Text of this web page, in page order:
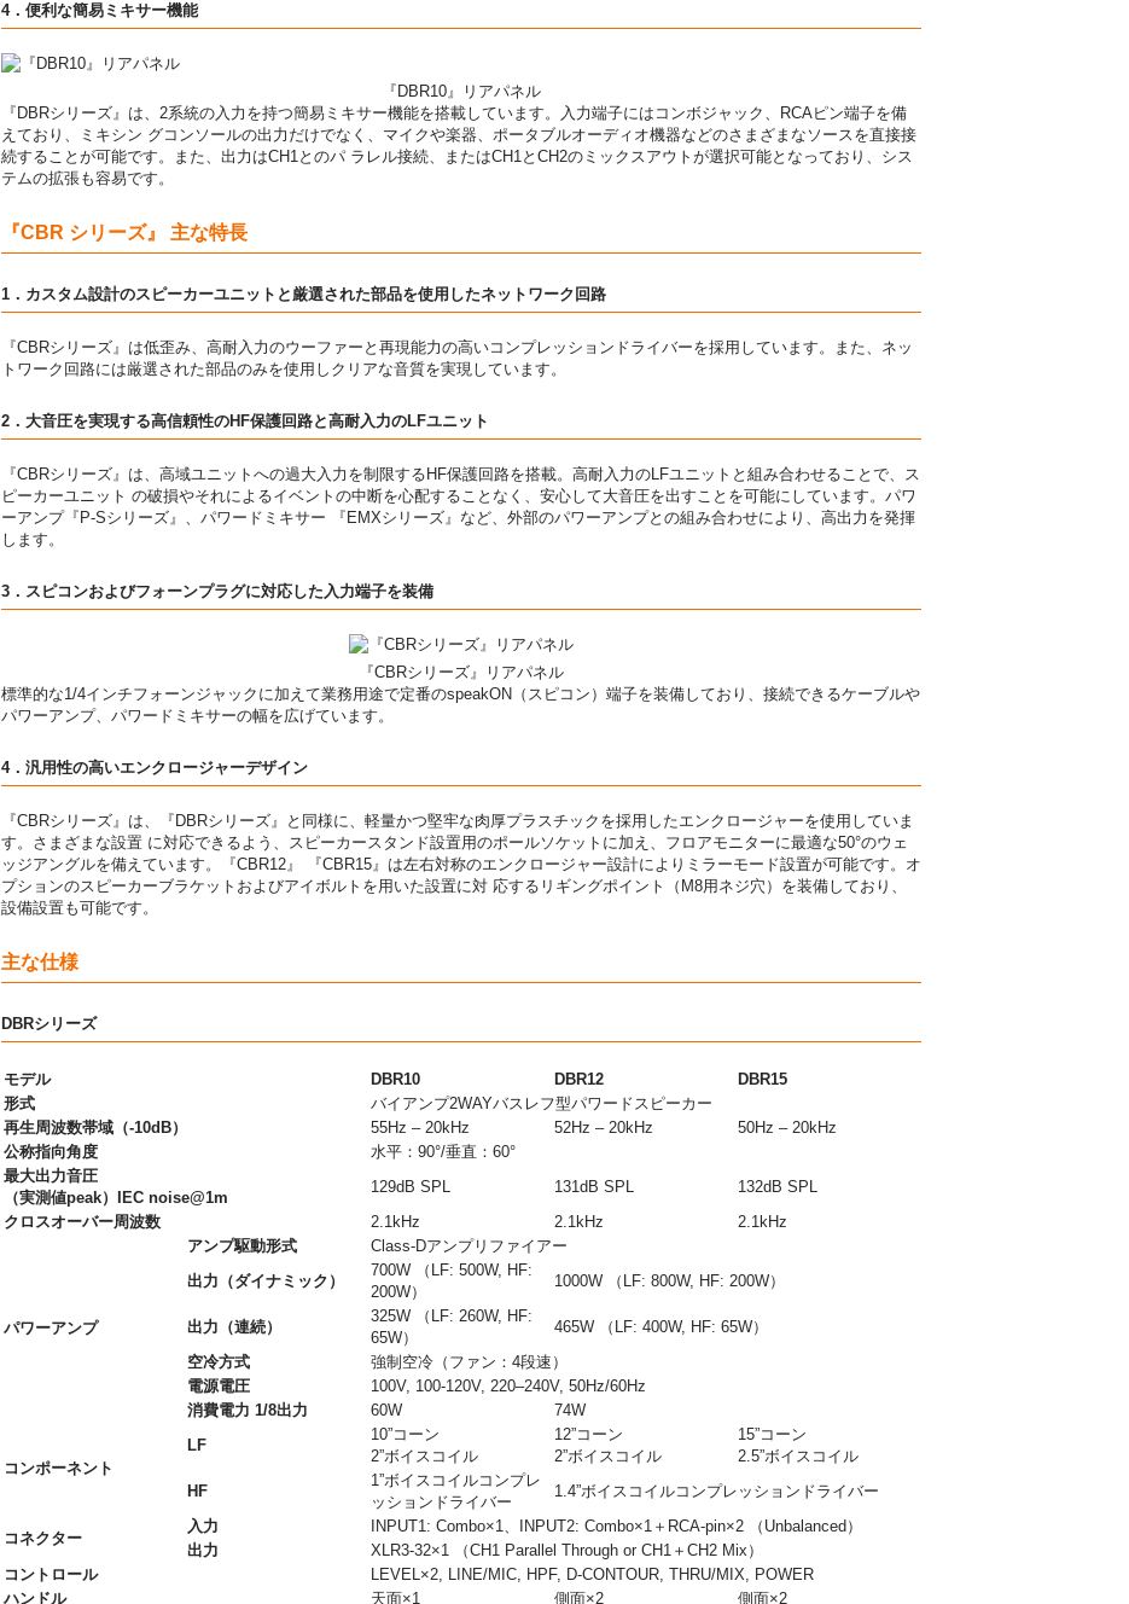
4．便利な簡易ミキサー機能
『DBR10』リアパネル
『DBRシリーズ』は、2系統の入力を持つ簡易ミキサー機能を搭載しています。入力端子にはコンボジャック、RCAピン端子を備
えており、ミキシン グコンソールの出力だけでなく、マイクや楽器、ポータブルオーディオ機器などのさまざまなソースを直接接
続することが可能です。また、出力はCH1とのパ ラレル接続、またはCH1とCH2のミックスアウトが選択可能となっており、シス
テムの拡張も容易です。
『CBR シリーズ』 主な特長
1．カスタム設計のスピーカーユニットと厳選された部品を使用したネットワーク回路
『CBRシリーズ』は低歪み、高耐入力のウーファーと再現能力の高いコンプレッションドライバーを採用しています。また、ネッ
トワーク回路には厳選された部品のみを使用しクリアな音質を実現しています。
2．大音圧を実現する高信頼性のHF保護回路と高耐入力のLFユニット
『CBRシリーズ』は、高域ユニットへの過大入力を制限するHF保護回路を搭載。高耐入力のLFユニットと組み合わせることで、ス
ピーカーユニット の破損やそれによるイベントの中断を心配することなく、安心して大音圧を出すことを可能にしています。パワ
ーアンプ『P-Sシリーズ』、パワードミキサー 『EMXシリーズ』など、外部のパワーアンプとの組み合わせにより、高出力を発揮
します。
3．スピコンおよびフォーンプラグに対応した入力端子を装備
『CBRシリーズ』リアパネル
標準的な1/4インチフォーンジャックに加えて業務用途で定番のspeakON（スピコン）端子を装備しており、接続できるケーブルや
パワーアンプ、パワードミキサーの幅を広げています。
4．汎用性の高いエンクロージャーデザイン
『CBRシリーズ』は、『DBRシリーズ』と同様に、軽量かつ堅牢な肉厚プラスチックを採用したエンクロージャーを使用していま
す。さまざまな設置 に対応できるよう、スピーカースタンド設置用のポールソケットに加え、フロアモニターに最適な50°のウェ
ッジアングルを備えています。『CBR12』 『CBR15』は左右対称のエンクロージャー設計によりミラーモード設置が可能です。オ
プションのスピーカーブラケットおよびアイボルトを用いた設置に対 応するリギングポイント（M8用ネジ穴）を装備しており、
設備設置も可能です。
主な仕様
DBRシリーズ
モデル DBR10 DBR12
DBR15
形式
バイアンプ2WAYバスレフ型パワードスピーカー
再生周波数帯域（-10dB）
55Hz ‒ 20kHz 52Hz – 20kHz
50Hz ‒ 20kHz
公称指向角度
水平：90°/垂直：60°
最大出力音圧
（実測値peak）IEC noise@1m
129dB SPL 131dB SPL
132dB SPL
クロスオーバー周波数
2.1kHz 2.1kHz 2.1kHz
パワーアンプ
アンプ駆動形式
Class-Dアンプリファイアー
出力（ダイナミック）
700W （LF: 500W, HF:
200W）
1000W （LF: 800W, HF: 200W）
出力（連続）
325W （LF: 260W, HF:
65W）
465W （LF: 400W, HF: 65W）
空冷方式
強制空冷（ファン：4段速）
電源電圧
100V, 100-120V, 220–240V, 50Hz/60Hz
消費電力 1/8出力
60W 74W
コンポーネント
LF
10”コーン
2”ボイスコイル
12”コーン
2”ボイスコイル
15”コーン
2.5”ボイスコイル
HF
1”ボイスコイルコンプレ
ッションドライバー
1.4”ボイスコイルコンプレッションドライバー
コネクター
入力
INPUT1: Combo×1、INPUT2: Combo×1＋RCA-pin×2 （Unbalanced）
出力
XLR3-32×1 （CH1 Parallel Through or CH1＋CH2 Mix）
コントロール
LEVEL×2, LINE/MIC, HPF, D-CONTOUR, THRU/MIX, POWER
ハンドル
天面×1 側面×2 側面×2